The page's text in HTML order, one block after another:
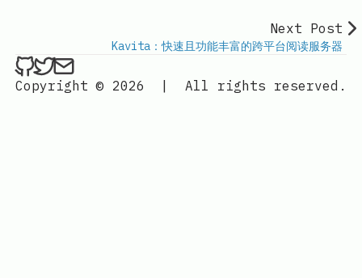
Next Post
Kavita：快速且功能丰富的跨平台阅读服务器
ethan4768 on Github
ethan4768 on Twitter
Send an email to
Copyright © 2026
All rights reserved.